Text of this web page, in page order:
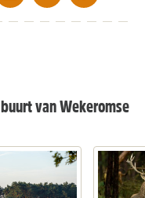
van Wekeromse